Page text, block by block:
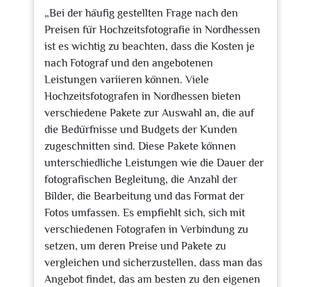
„Bei der häufig gestellten Frage nach den
Preisen für Hochzeitsfotografie in Nordhessen
ist es wichtig zu beachten, dass die Kosten je
nach Fotograf und den angebotenen
Leistungen variieren können. Viele
Hochzeitsfotografen in Nordhessen bieten
verschiedene Pakete zur Auswahl an, die auf
die Bedürfnisse und Budgets der Kunden
zugeschnitten sind. Diese Pakete können
unterschiedliche Leistungen wie die Dauer der
fotografischen Begleitung, die Anzahl der
Bilder, die Bearbeitung und das Format der
Fotos umfassen. Es empfiehlt sich, sich mit
verschiedenen Fotografen in Verbindung zu
setzen, um deren Preise und Pakete zu
vergleichen und sicherzustellen, dass man das
Angebot findet, das am besten zu den eigenen